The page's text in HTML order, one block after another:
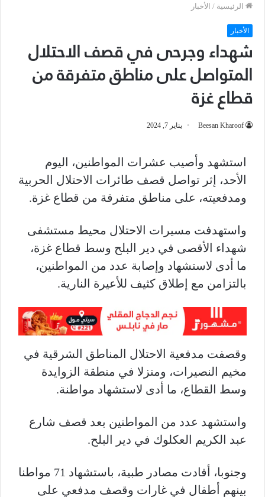
الرئيسية / الأخبار
الأخبار
شهداء وجرحى في قصف الاحتلال
المتواصل على مناطق متفرقة من
قطاع غزة
Beesan Kharoof يناير 7, 2024
استشهد وأصيب عشرات المواطنين، اليوم
الأحد، إثر تواصل قصف طائرات الاحتلال الحربية
ومدفعيته، على مناطق متفرقة من قطاع غزة.
واستهدفت مسيرات الاحتلال محيط مستشفى
شهداء الأقصى في دير البلح وسط قطاع غزة،
ما أدى لاستشهاد وإصابة عدد من المواطنين،
بالتزامن مع إطلاق كثيف للأعيرة النارية.
وقصفت مدفعية الاحتلال المناطق الشرقية في
مخيم النصيرات، ومنزلا في منطقة الزوايدة
وسط القطاع، ما أدى لاستشهاد مواطنة.
واستشهد عدد من المواطنين بعد قصف شارع
عبد الكريم العكلوك في دير البلح.
وجنوبا، أفادت مصادر طبية، باستشهاد 71 مواطنا
بينهم أطفال في غارات وقصف مدفعي على